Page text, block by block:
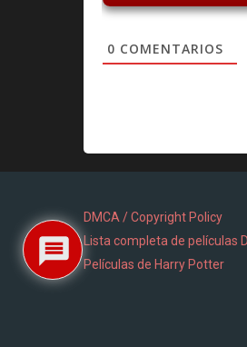
0 COMENTARIOS
DMCA / Copyright Policy
Lista completa de películas
Películas de Harry Potter